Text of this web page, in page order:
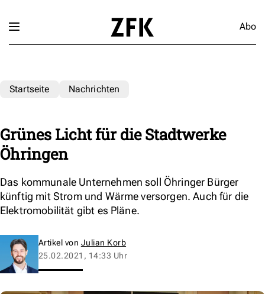
Abo
Startseite Nachrichten
Grünes Licht für die Stadtwerke
Öhringen
Das kommunale Unternehmen soll Öhringer Bürger
künftig mit Strom und Wärme versorgen. Auch für die
Elektromobilität gibt es Pläne.
Artikel von Julian Korb
25.02.2021, 14:33 Uhr